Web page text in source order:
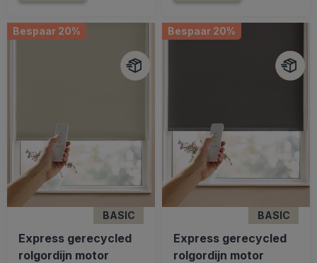
Bespaar 20%
BASIC
Express gerecycled
rolgordijn motor
Bespaar 20%
BASIC
Express gerecycled
rolgordijn motor